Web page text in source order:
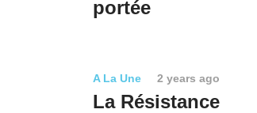
portée
A La Une 2 years ago
La Résistance